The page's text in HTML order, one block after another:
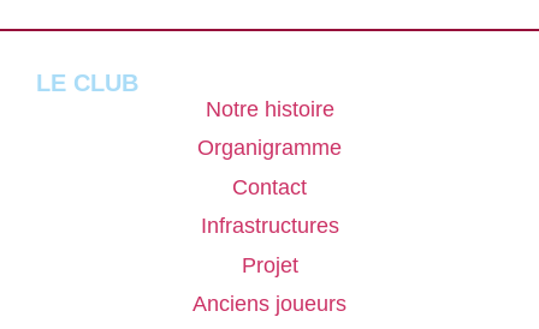
LE CLUB
Notre histoire
Organigramme
Contact
Infrastructures
Projet
Anciens joueurs